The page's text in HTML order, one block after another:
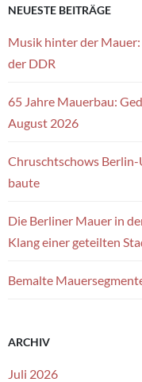
NEUESTE BEITRÄGE
Musik hinter der
der DDR
65 Jahre Mauerbau:
August 2026
Chruschtschows
baute
Die Berliner Mauer in
Klang einer geteilten
Bemalte
ARCHIV
Juli 2026